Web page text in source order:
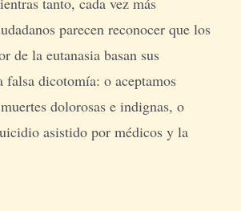
parecen reconocer que los
de la eutanasia basan sus
falsa dicotomía: o aceptamos
dolorosas e indignas, o
asistido por médicos y la